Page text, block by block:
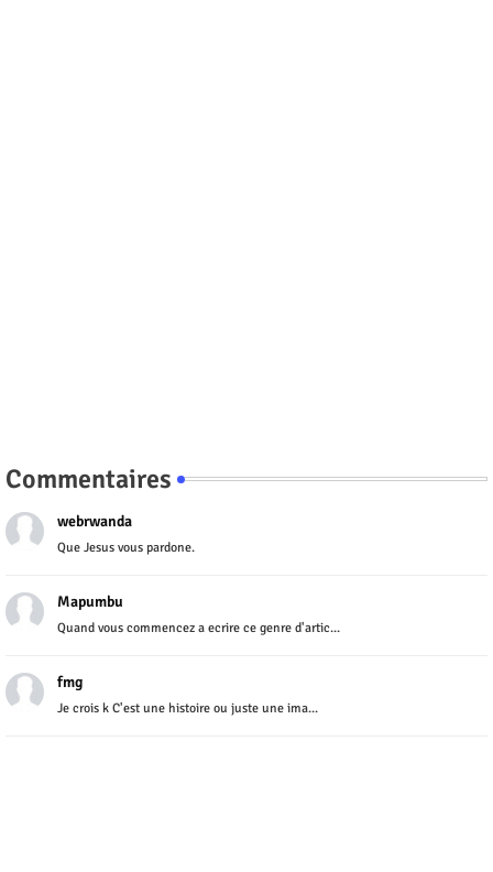
Commentaires
webrwanda
Que Jesus vous pardone.
Mapumbu
Quand vous commencez a ecrire ce genre d'artic...
fmg
Je crois k C'est une histoire ou juste une ima...